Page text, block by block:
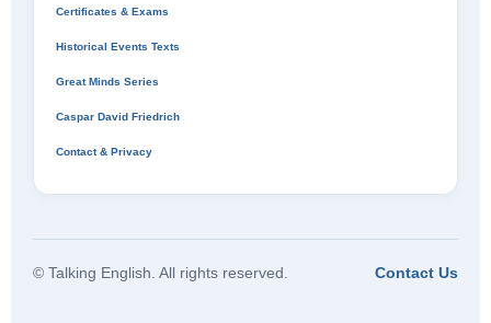
Certificates & Exams
Historical Events Texts
Great Minds Series
Caspar David Friedrich
Contact & Privacy
© Talking English. All rights reserved. Contact Us